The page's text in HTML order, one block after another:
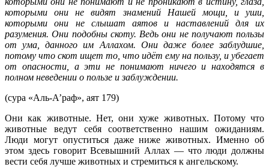
которыми они не видят знамений Нашей мощи, и уши,
которыми они не слышат аятов и наставлений для их
разумения. Они подобны скоту. Ведь они не получают пользы
от ума, данного им Аллахом. Они даже более заблудшие,
потому что скот ищет то, что идёт ему на пользу, и убегает
от опасности, а эти не понимают ничего и находятся в
полном неведении о пользе и заблуждении.
(сура «Аль-А’раф», аят 179)
Они как животные. Нет, они хуже животных. Потому что
животные ведут себя соответственно нашим ожиданиям.
Люди могут опуститься даже ниже животных. Именно об
этом здесь говорит Всевышний Аллах — что люди должны
вести себя лучше животных и стремиться к ангельскому.